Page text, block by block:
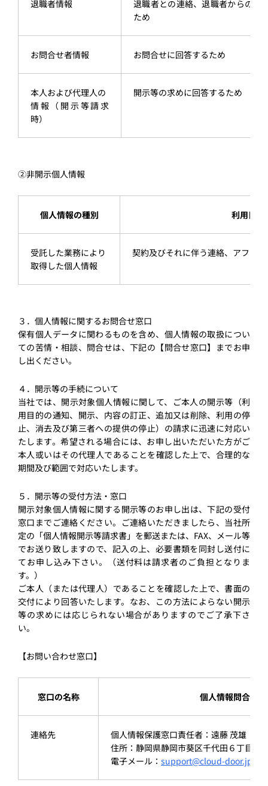
退職者情報
退職者との連絡、退職者からのお
ため
お問合せ者情報 お問合せに回答するため
本⼈および代理⼈の
情報（開⽰等請求
時）
開⽰等の求めに回答するため
②⾮開⽰個⼈情報
個⼈情報の種別 利⽤⽬的
受託した業務により
取得した個⼈情報
契約及びそれに伴う連絡、アフタ
３．個⼈情報に関するお問合せ窓⼝
保有個⼈データに関わるものを含め、個⼈情報の取扱につい
ての苦情・相談、問合せは、下記の【問合せ窓⼝】までお申
し出ください。
４．開⽰等の⼿続について
当社では、開⽰対象個⼈情報に関して、ご本⼈の開⽰等（利
⽤⽬的の通知、開⽰、内容の訂正、追加⼜は削除、利⽤の停
⽌、消去及び第三者への提供の停⽌）の請求に迅速に対応い
たします。希望される場合には、お申し出いただいた⽅がご
本⼈或いはその代理⼈であることを確認した上で、合理的な
期間及び範囲で対応いたします。
５．開⽰等の受付⽅法・窓⼝
開⽰対象個⼈情報に関する開⽰等のお申し出は、下記の受付
窓⼝までご連絡ください。ご連絡いただきましたら、当社所
定の「個⼈情報開⽰等請求書」を郵送または、FAX、メール等
でお送り致しますので、記⼊の上、必要書類を同封し送付に
てお申し込み下さい。（送付料は請求者のご負担となりま
す。）
ご本⼈（または代理⼈）であることを確認した上で、書⾯の
交付により回答いたします。なお、この⽅法によらない開⽰
等の求めには応じられない場合がありますのでご了承下さ
い。
【お問い合わせ窓口】
窓口の名称 個人情報問合せ
連絡先
個人情報保護窓口責任者：遠藤 茂雄
住所：静岡県静岡市葵区千代田６丁目
電子メール： support@cloud-door.jp